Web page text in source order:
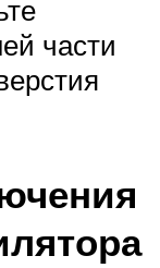
части